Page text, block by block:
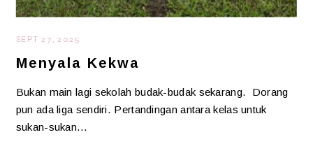
SEPT 27, 2025
Menyala Kekwa
Bukan main lagi sekolah budak-budak sekarang. Dorang
pun ada liga sendiri. Pertandingan antara kelas untuk
sukan-sukan…